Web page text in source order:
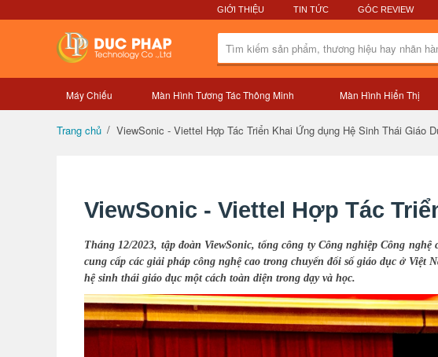
GIỚI THIỆU TIN TỨC GÓC REVIEW
Máy Chiếu Màn Hình Tương Tác Thông Minh Màn Hình Hiển Thị
Trang chủ ViewSonic - Viettel Hợp Tác Triển Khai Ứng dụng Hệ Sinh Thái Giáo
ViewSonic - Viettel Hợp Tác
Tháng 12/2023, tập đoàn ViewSonic,tổng công ty Công nghiệp Công
cung cấp các giải pháp công nghệ cao trong chuyển đổi số giáo dục ở
hệ sinh thái giáo dục một cách toàn diện trong dạy và học.